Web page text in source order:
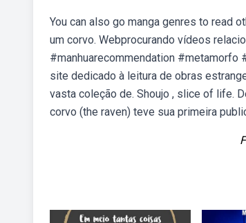
You can also go manga genres to read
um corvo. Webprocurando vídeos
#manhuarecommendation #metamorfo
site dedicado à leitura de obras
vasta coleção de. Shoujo , slice of life.
corvo (the raven) teve sua primeira